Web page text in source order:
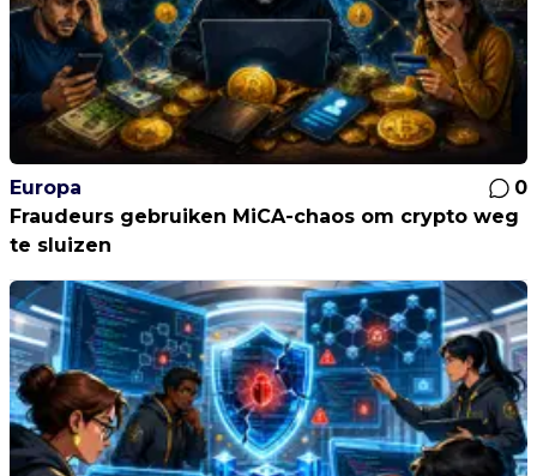
Europa
0
Fraudeurs gebruiken MiCA-chaos om crypto weg
te sluizen